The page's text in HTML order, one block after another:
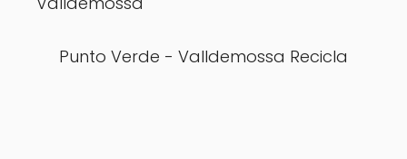
Punto Verde - Valldemossa Recicla